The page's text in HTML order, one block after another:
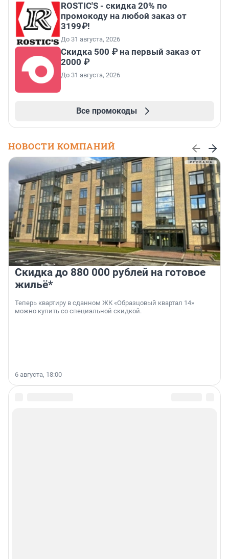
ROSTIC'S - скидка 20% по
промокоду на любой заказ от
3199₽!
До 31 августа, 2026
Скидка 500 ₽ на первый заказ от
2000 ₽
До 31 августа, 2026
Все промокоды
НОВОСТИ КОМПАНИЙ
Скидка до 880 000 рублей на готовое
жильё*
Теперь квартиру в сданном ЖК «Образцовый квартал 14»
можно купить со специальной скидкой.
6 августа, 18:00